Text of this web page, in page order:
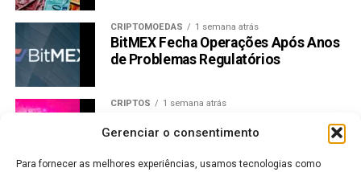
Gerenciar o consentimento
Para fornecer as melhores experiências, usamos tecnologias como
responsável por revitalizar o mercado de meme coins.
Com seu lançamento se aproximando, todas as atenções
estão voltadas para Raboo, enquanto ela se prepara para
https://t.me/RabootokenPortal
CRIPTOMOEDAS 1 semana atrás
BitMEX Fecha Operações Após Anos
de Problemas Regulatórios
CRIPTOS 1 semana atrás
semana e mira resistência de US$